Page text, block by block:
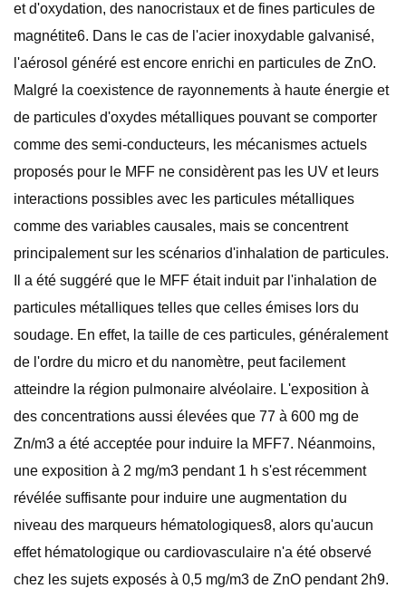
et d'oxydation, des nanocristaux et de fines particules de
magnétite6. Dans le cas de l'acier inoxydable galvanisé,
l'aérosol généré est encore enrichi en particules de ZnO.
Malgré la coexistence de rayonnements à haute énergie et
de particules d'oxydes métalliques pouvant se comporter
comme des semi-conducteurs, les mécanismes actuels
proposés pour le MFF ne considèrent pas les UV et leurs
interactions possibles avec les particules métalliques
comme des variables causales, mais se concentrent
principalement sur les scénarios d'inhalation de particules.
Il a été suggéré que le MFF était induit par l'inhalation de
particules métalliques telles que celles émises lors du
soudage. En effet, la taille de ces particules, généralement
de l'ordre du micro et du nanomètre, peut facilement
atteindre la région pulmonaire alvéolaire. L'exposition à
des concentrations aussi élevées que 77 à 600 mg de
Zn/m3 a été acceptée pour induire la MFF7. Néanmoins,
une exposition à 2 mg/m3 pendant 1 h s'est récemment
révélée suffisante pour induire une augmentation du
niveau des marqueurs hématologiques8, alors qu'aucun
effet hématologique ou cardiovasculaire n'a été observé
chez les sujets exposés à 0,5 mg/m3 de ZnO pendant 2h9.